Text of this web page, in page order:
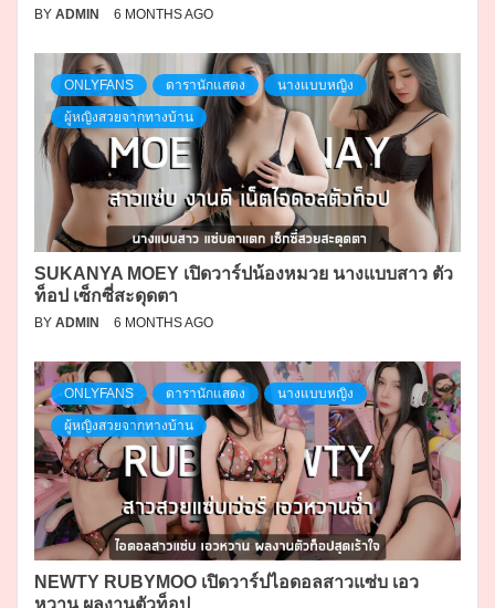
BY ADMIN 6 MONTHS AGO
ONLYFANS ดารานักแสดง นางแบบหญิง
ผู้หญิงสวยจากทางบ้าน
SUKANYA MOEY เปิดวาร์ปน้องหมวย นางแบบสาว ตัว
ท็อป เซ็กซี่สะดุดตา
BY ADMIN 6 MONTHS AGO
ONLYFANS ดารานักแสดง นางแบบหญิง
ผู้หญิงสวยจากทางบ้าน
NEWTY RUBYMOO เปิดวาร์ปไอดอลสาวแซ่บ เอว
หวาน ผลงานตัวท็อป